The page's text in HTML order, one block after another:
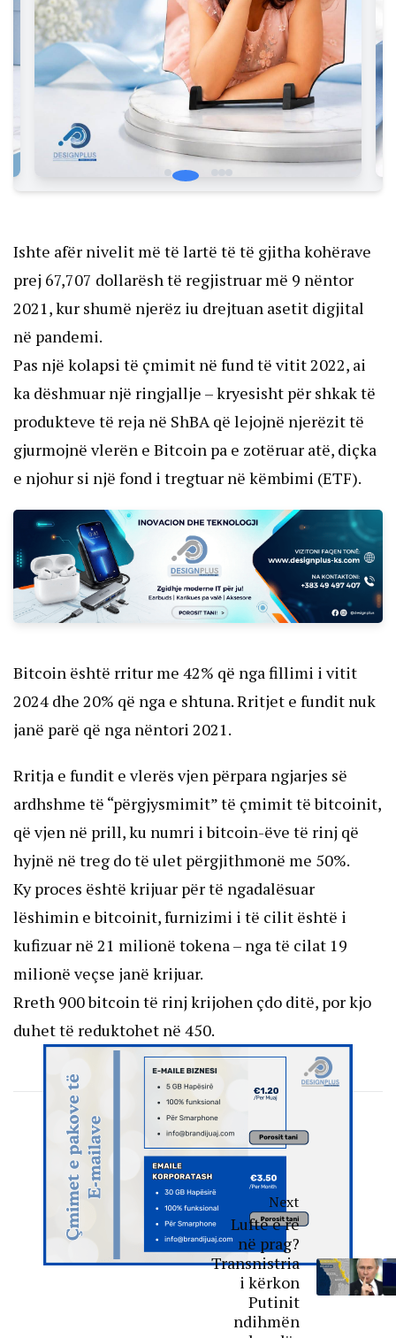
Ishte afër nivelit më të lartë të të gjitha kohërave
prej 67,707 dollarësh të regjistruar më 9 nëntor
2021, kur shumë njerëz iu drejtuan asetit digjital
në pandemi.
Pas një kolapsi të çmimit në fund të vitit 2022, ai
ka dëshmuar një ringjallje – kryesisht për shkak të
produkteve të reja në ShBA që lejojnë njerëzit të
gjurmojnë vlerën e Bitcoin pa e zotëruar atë, diçka
e njohur si një fond i tregtuar në këmbimi (ETF).
Bitcoin është rritur me 42% që nga fillimi i vitit
2024 dhe 20% që nga e shtuna. Rritjet e fundit nuk
janë parë që nga nëntori 2021.
Rritja e fundit e vlerës vjen përpara ngjarjes së
ardhshme të “përgjysmimit” të çmimit të bitcoinit,
që vjen në prill, ku numri i bitcoin-ëve të rinj që
hyjnë në treg do të ulet përgjithmonë me 50%.
Ky proces është krijuar për të ngadalësuar
lëshimin e bitcoinit, furnizimi i të cilit është i
kufizuar në 21 milionë tokena – nga të cilat 19
milionë veçse janë krijuar.
Rreth 900 bitcoin të rinj krijohen çdo ditë, por kjo
duhet të reduktohet në 450.
Next
Luftë e re
në prag?
Transnistria
i kërkon
Putinit
ndihmën